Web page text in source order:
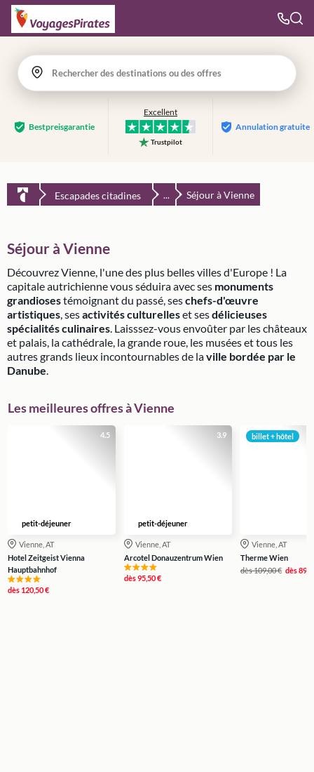
Rechercher des destinations ou des offres
Bestpreis­garantie
Excellent
Trustpilot
Annulation gratuite
Escapades citadines ... Séjour à Vienne
Séjour à Vienne
Découvrez Vienne, l'une des plus belles villes d'Europe ! La
capitale autrichienne vous séduira avec ses monuments
grandiosestémoignant du passé, seschefs-d'œuvre
artistiques, sesactivités culturelleset sesdélicieuses
spécialités culinaires. Laisssez-vous envoûter par les châteaux
et palais, la cathédrale, la grande roue, les musées et tous les
autres grands lieux incontournables de laville bordée par le
Danube.
Les meilleures offres à Vienne
4.5
petit-déjeuner
Vienne, AT
Hotel Zeitgeist Vienna
Hauptbahnhof
dès 120,50 €
3.9
petit-déjeuner
Vienne, AT
Arcotel Donauzentrum Wien
dès95,50 €
billet + hôtel
Vienne, AT
Therme Wien
dès109,00 € dès